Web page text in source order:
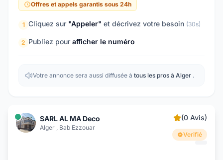
Offres et appels garantis sous 24h
1 Cliquez sur "Appeler" et décrivez votre besoin (30s)
2 Publiez pour afficher le numéro
Votre annonce sera aussi diffusée à tous les pros à Alger .
SARL AL MA Deco
Alger , Bab Ezzouar
(0 Avis)
Verifié